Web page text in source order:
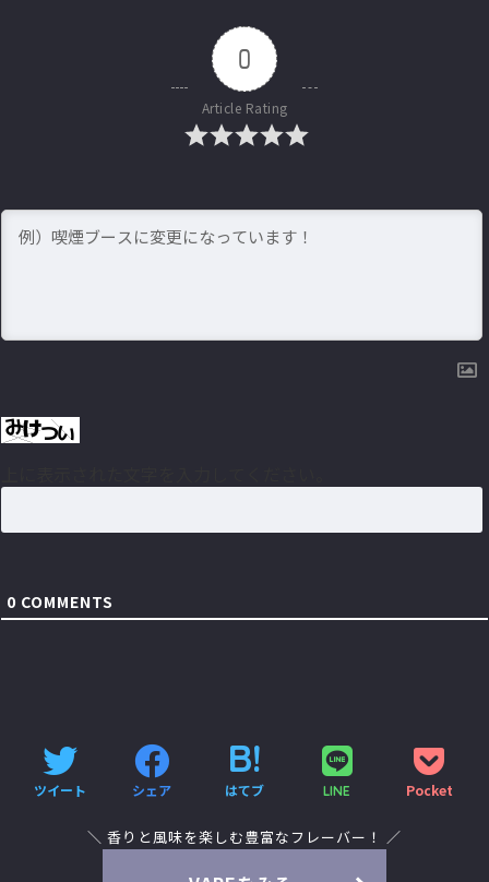
0
Article Rating
0 COMMENTS
ツイート シェア はてブ LINE Pocket
＼ 香りと風味を楽しむ豊富なフレーバー！ ／